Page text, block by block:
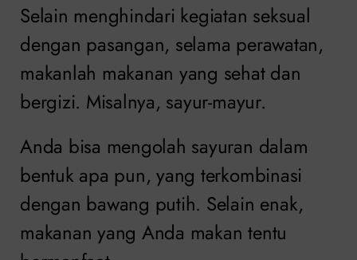
Selain menghindari kegiatan seksual
dengan pasangan, selama perawatan,
makanlah makanan yang sehat dan
bergizi. Misalnya, sayur-mayur.
Anda bisa mengolah sayuran dalam
bentuk apa pun, yang terkombinasi
dengan bawang putih. Selain enak,
makanan yang Anda makan tentu